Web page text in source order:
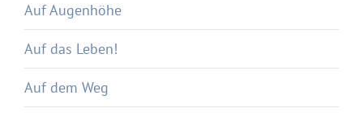
Auf Augenhöhe
Auf das Leben!
Auf dem Weg